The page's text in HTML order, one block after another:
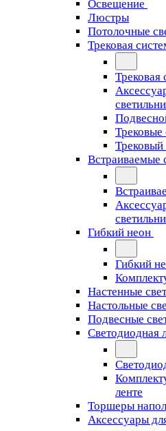
Освещение
Люстры
Потолочные
Трековая
Трековая
Трековые
Встраиваемые
Гибкий неон
Гибкий
Настенные
Настольные
Подвесные
Светодиодная
ленте
Торшеры
Аксессуары